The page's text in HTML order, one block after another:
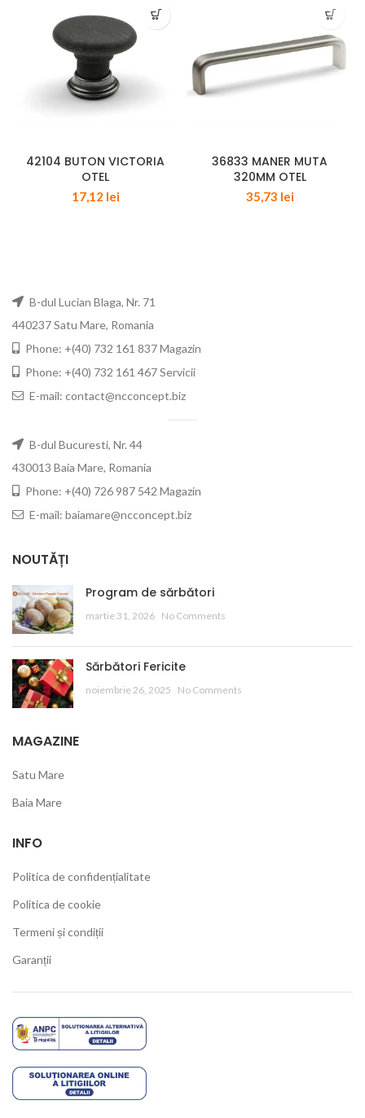
42104 BUTON VICTORIA
OTEL
17,12 lei
36833 MANER MUTA
320MM OTEL
35,73 lei
B-dul Lucian Blaga, Nr. 71
440237 Satu Mare, Romania
Phone: +(40) 732 161 837 Magazin
Phone: +(40) 732 161 467 Servicii
E-mail: contact@ncconcept.biz
B-dul Bucuresti, Nr. 44
430013 Baia Mare, Romania
Phone: +(40) 726 987 542 Magazin
E-mail: baiamare@ncconcept.biz
NOUTĂȚI
Program de sărbători
martie 31, 2026 No Comments
Sărbători Fericite
noiembrie 26, 2025 No Comments
MAGAZINE
Satu Mare
Baia Mare
INFO
Politica de confidențialitate
Politica de cookie
Termeni și condiții
Garanții